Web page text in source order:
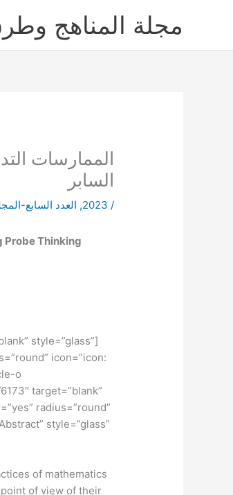
مجلة المناهج
الممارسات
السابر
/
2023
, العدد السابع-
Probe Thinking
style=”glass”
icon=”icon:
target=”blank”
radius=”round”
style=”glass”
of mathematics
of view of their